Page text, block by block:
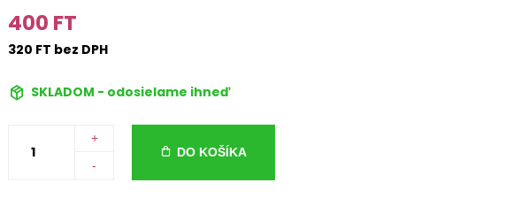
400 FT
320 FT bez DPH
SKLADOM - odosielame ihneď
+
-
DO KOŠÍKA